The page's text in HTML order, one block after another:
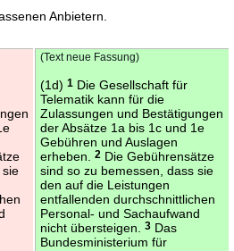
Anbietern.
(Text neue Fassung)
(1d) 1Die Gesellschaft für
Telematik kann für die
Zulassungen und Bestätigungen
der Absätze 1a bis 1c und 1e
Gebühren und Auslagen
erheben.
2Die Gebührensätze
sind so zu bemessen, dass sie
den auf die Leistungen
entfallenden durchschnittlichen
Personal- und Sachaufwand
nicht übersteigen.
3Das
Bundesministerium für